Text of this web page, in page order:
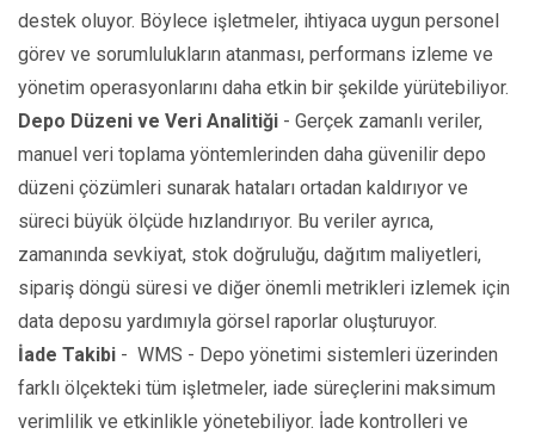
destek oluyor. Böylece işletmeler, ihtiyaca uygun personel
görev ve sorumlulukların atanması, performans izleme ve
yönetim operasyonlarını daha etkin bir şekilde yürütebiliyor.
Depo Düzeni ve Veri Analitiği - Gerçek zamanlı veriler,
manuel veri toplama yöntemlerinden daha güvenilir depo
düzeni çözümleri sunarak hataları ortadan kaldırıyor ve
süreci büyük ölçüde hızlandırıyor. Bu veriler ayrıca,
zamanında sevkiyat, stok doğruluğu, dağıtım maliyetleri,
sipariş döngü süresi ve diğer önemli metrikleri izlemek için
data deposu yardımıyla görsel raporlar oluşturuyor.
İade Takibi - WMS - Depo yönetimi sistemleri üzerinden
farklı ölçekteki tüm işletmeler, iade süreçlerini maksimum
verimlilik ve etkinlikle yönetebiliyor. İade kontrolleri ve